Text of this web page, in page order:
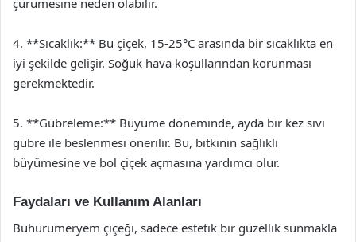
çürümesine neden olabilir.
4. **Sıcaklık:** Bu çiçek, 15-25°C arasında bir sıcaklıkta en
iyi şekilde gelişir. Soğuk hava koşullarından korunması
gerekmektedir.
5. **Gübreleme:** Büyüme döneminde, ayda bir kez sıvı
gübre ile beslenmesi önerilir. Bu, bitkinin sağlıklı
büyümesine ve bol çiçek açmasına yardımcı olur.
Faydaları ve Kullanım Alanları
Buhurumeryem çiçeği, sadece estetik bir güzellik sunmakla